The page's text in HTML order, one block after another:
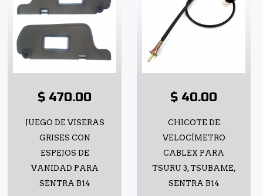
$ 470.00
JUEGO DE VISERAS
GRISES CON
ESPEJOS DE
VANIDAD PARA
SENTRA B14
$ 40.00
CHICOTE DE
VELOCÍMETRO
CABLEX PARA
TSURU 3, TSUBAME,
SENTRA B14